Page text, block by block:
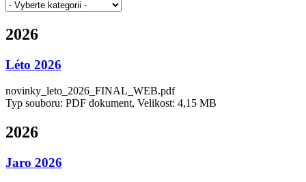
2026
Léto 2026
novinky_leto_2026_FINAL_WEB.pdf
Typ souboru: PDF dokument, Velikost: 4,15 MB
2026
Jaro 2026